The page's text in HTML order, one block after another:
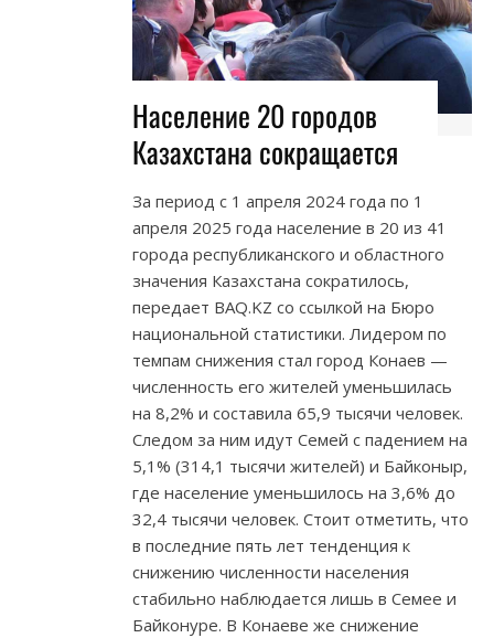
Население 20 городов
Казахстана сокращается
За период с 1 апреля 2024 года по 1
апреля 2025 года население в 20 из 41
города республиканского и областного
значения Казахстана сократилось,
передает BAQ.KZ со ссылкой на Бюро
национальной статистики. Лидером по
темпам снижения стал город Конаев —
численность его жителей уменьшилась
на 8,2% и составила 65,9 тысячи человек.
Следом за ним идут Семей с падением на
5,1% (314,1 тысячи жителей) и Байконыр,
где население уменьшилось на 3,6% до
32,4 тысячи человек. Стоит отметить, что
в последние пять лет тенденция к
снижению численности населения
стабильно наблюдается лишь в Семее и
Байконуре. В Конаеве же снижение